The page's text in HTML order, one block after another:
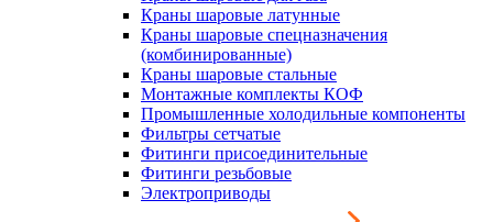
Краны шаровые латунные
Краны шаровые спецназначения
(комбинированные)
Краны шаровые стальные
Монтажные комплекты КОФ
Промышленные холодильные компоненты
Фильтры сетчатые
Фитинги присоединительные
Фитинги резьбовые
Электроприводы